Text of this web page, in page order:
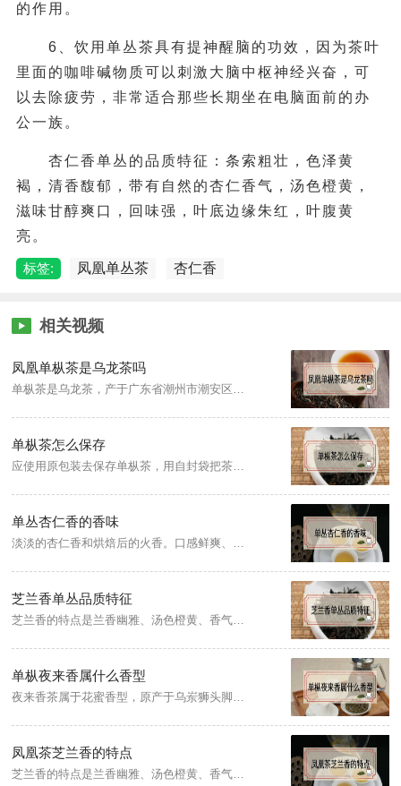
的作用。
6、饮用单丛茶具有提神醒脑的功效，因为茶叶
里面的咖啡碱物质可以刺激大脑中枢神经兴奋，可
以去除疲劳，非常适合那些长期坐在电脑面前的办
公一族。
杏仁香单丛的品质特征：条索粗壮，色泽黄
褐，清香馥郁，带有自然的杏仁香气，汤色橙黄，
滋味甘醇爽口，回味强，叶底边缘朱红，叶腹黄
亮。
标签: 凤凰单丛茶 杏仁香
相关视频
凤凰单枞茶是乌龙茶吗
单枞茶是乌龙茶，产于广东省潮州市潮安区，成品茶外形条索粗壮，匀整挺直，色泽黄褐，油润有光，并有朱砂红点。冲泡清香持久，滋味浓醇鲜爽，润喉回甘，具独特的山韵。
单枞茶怎么保存
应使用原包装去保存单枞茶，用自封袋把茶叶密封并把它放入不透光的罐子中，注意装茶叶的容器一定要干净、无异味，并且不可以把罐子放在阳光下直接照射，而且要避免受潮，应放在阴凉干燥的环境中。
单丛杏仁香的香味
淡淡的杏仁香和烘焙后的火香。口感鲜爽、韵味足、滋味香甜、顺滑回甘，外形粗壮，均匀挺直，细闻有浓郁的自然花香，汤色橙黄，冲泡后杏仁香味馥郁，耐冲泡。
芝兰香单丛品质特征
芝兰香的特点是兰香幽雅、汤色橙黄、香气浓郁、底力浑厚，香韵明显，回甘突出。原产广东省潮安县凤凰茶区，其代表性品名有八仙茶、贡香、鸡笼刊、竹叶、草兰、白八仙、雷公茶等。
单枞夜来香属什么香型
夜来香茶属于花蜜香型，原产于乌岽狮头脚，主产地凤西丹湖。成茶条索紧结，较直，浅褐色油润，具有自然的夜来香花味，香气浓郁，甘醇鲜爽，韵味独特，汤色金黄明亮、耐冲泡。
凤凰茶芝兰香的特点
芝兰香的特点是兰香幽雅、汤色橙黄、香气浓郁、底力浑厚，香韵明显，回甘突出。原产广东省潮安县凤凰茶区，其代表性品名有八仙茶、贡香、鸡笼刊、竹叶、草兰、白八仙、雷公茶等。